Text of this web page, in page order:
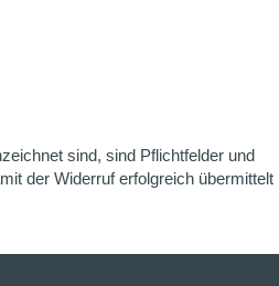
sind, sind Pflichtfelder und
der Widerruf erfolgreich übermittelt